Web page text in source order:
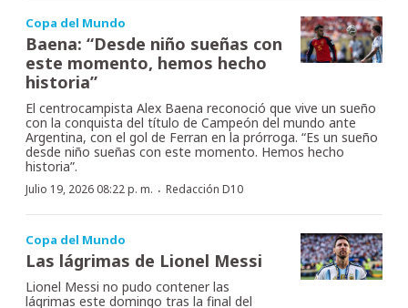
Copa del Mundo
Baena: “Desde niño sueñas con
este momento, hemos hecho
historia”
El centrocampista Alex Baena reconoció que vive un sueño
con la conquista del título de Campeón del mundo ante
Argentina, con el gol de Ferran en la prórroga. “Es un sueño
desde niño sueñas con este momento. Hemos hecho
historia”.
Julio 19, 2026 08:22 p. m. · Redacción D10
Copa del Mundo
Las lágrimas de Lionel Messi
Lionel Messi no pudo contener las
lágrimas este domingo tras la final del